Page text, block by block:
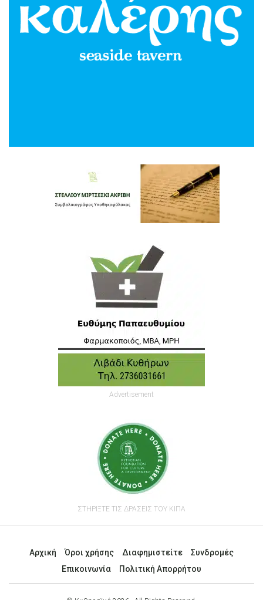
Advertisement
ΣΤΗΡΙΞΤΕ ΤΙΣ ΔΡΑΣΕΙΣ ΤΟΥ ΚΙΠΑ
Αρχική Όροι χρήσης Διαφημιστείτε
Συνδρομές
Επικοινωνία
Πολιτική Απορρήτου